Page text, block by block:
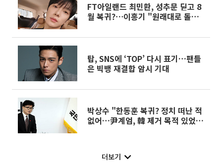
FT아일랜드 최민환, 성추문 딛고 8
월 복귀?⋯이홍기 "원래대로 돌아
탑, SNS에 ‘TOP’ 다시 표기…팬들
은 빅뱅 재결합 암시 기대
박상수 "한동훈 복귀? 정치 떠난 적
없어…尹계엄, 韓 제거 목적 있었
더보기